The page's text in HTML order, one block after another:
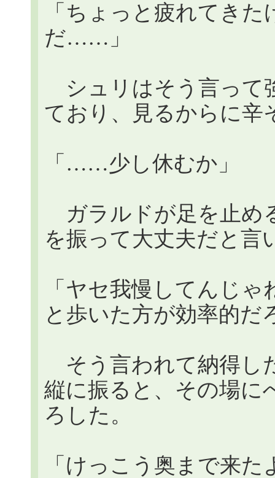
「ちょっと疲れてき
だ……」
シュリはそう言って
ており、見るからに辛
「……少し休むか」
ガラルドが足を止め
を振って大丈夫だと言
「ヤセ我慢してんじ
と歩いた方が効率的だ
そう言われて納得し
縦に振ると、その場に
ろした。
「けっこう奥まで来